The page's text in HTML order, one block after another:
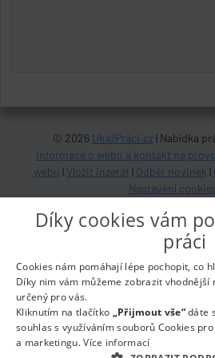
© 2026 UkažPráci.cz| Nabídka
Informace o webu a kontakt na
webu
Vložit inzerát Odběr novinek
Nastavení
Díky cookies vám
práci
Cookies nám pomáhají lépe pochopit, co
Díky nim vám můžeme zobrazit vhodnější
určený pro vás.
Kliknutím na tlačítko „Přijmout vše“dáte
souhlas s využíváním souborů Cookies
a marketingu.Více informací